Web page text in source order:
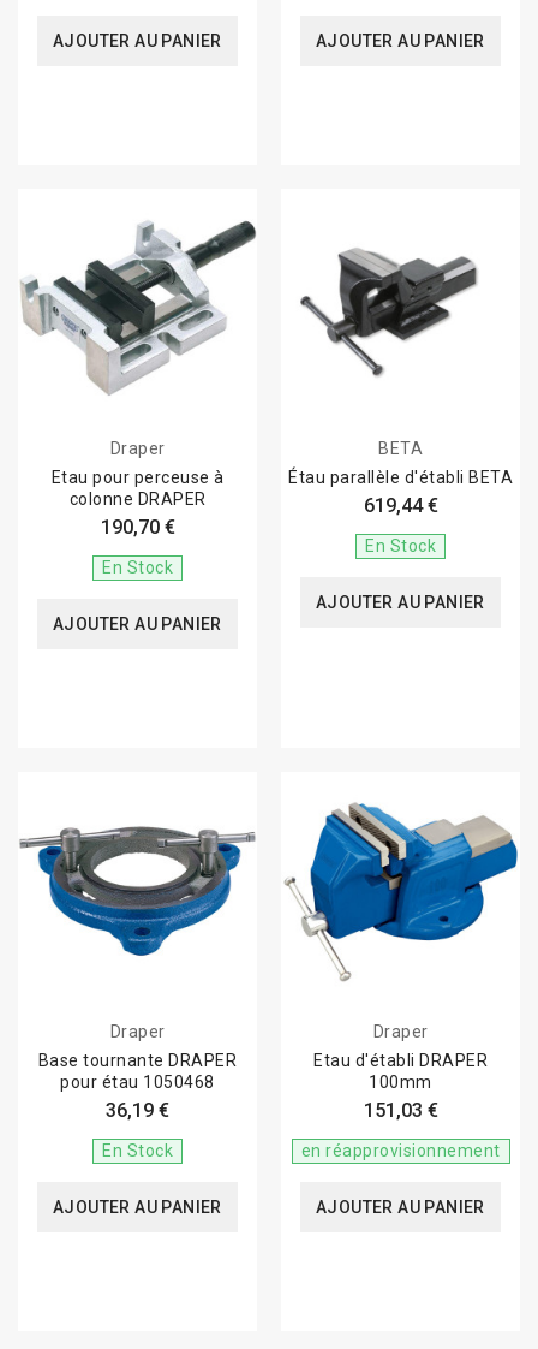
AJOUTER AU PANIER AJOUTER AU PANIER
Draper
Etau pour perceuse à
colonne DRAPER
190,70 €
En Stock
AJOUTER AU PANIER
BETA
Étau parallèle d'établi BETA
619,44 €
En Stock
AJOUTER AU PANIER
Draper
Base tournante DRAPER
pour étau 1050468
36,19 €
En Stock
AJOUTER AU PANIER
Draper
Etau d'établi DRAPER
100mm
151,03 €
en réapprovisionnement
AJOUTER AU PANIER